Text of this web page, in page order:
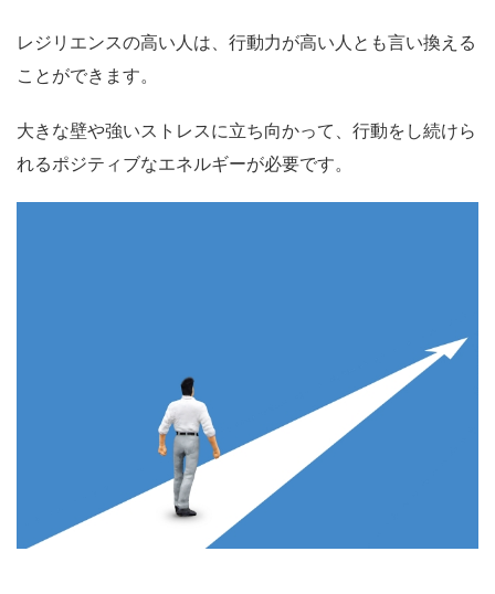
レジリエンスの高い人は、行動力が高い人とも言い換える
ことができます。
大きな壁や強いストレスに立ち向かって、行動をし続けら
れるポジティブなエネルギーが必要です。